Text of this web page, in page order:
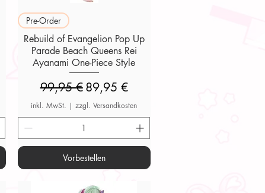
Schnellansicht
Pre-Order
Rebuild of Evangelion Pop Up
Parade Beach Queens Rei
Ayanami One-Piece Style
Standardpreis
99,95 € Sale-Preis
89,95 €
inkl. MwSt. |zzgl. Versandkosten
Vorbestellen